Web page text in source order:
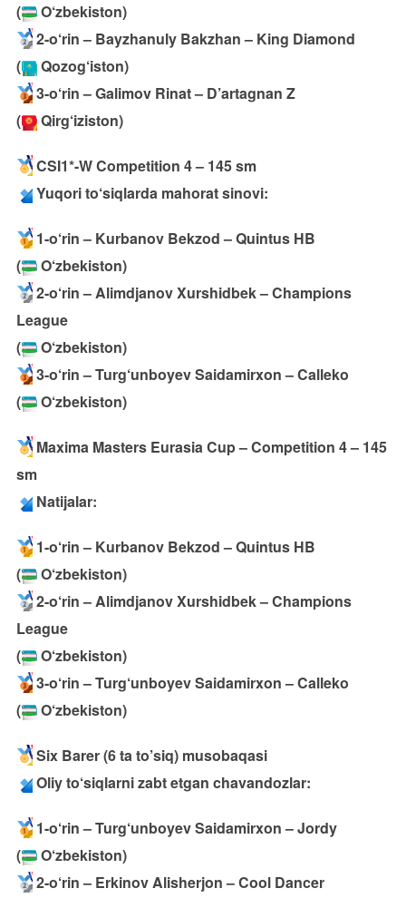
(
O‘zbekiston)
2-o‘rin – Bayzhanuly Bakzhan – King Diamond
(
Qozog‘iston)
3-o‘rin – Galimov Rinat – D’artagnan Z
(
Qirg‘iziston)
CSI1*-W Competition 4 – 145 sm
Yuqori to‘siqlarda mahorat sinovi:
1-o‘rin – Kurbanov Bekzod – Quintus HB
(
O‘zbekiston)
2-o‘rin – Alimdjanov Xurshidbek – Champions
League
(
O‘zbekiston)
3-o‘rin – Turg‘unboyev Saidamirxon – Calleko
(
O‘zbekiston)
Maxima Masters Eurasia Cup – Competition 4 – 145
sm
Natijalar:
1-o‘rin – Kurbanov Bekzod – Quintus HB
(
O‘zbekiston)
2-o‘rin – Alimdjanov Xurshidbek – Champions
League
(
O‘zbekiston)
3-o‘rin – Turg‘unboyev Saidamirxon – Calleko
(
O‘zbekiston)
Six Barer (6 ta to’siq) musobaqasi
Oliy to‘siqlarni zabt etgan chavandozlar:
1-o‘rin – Turg‘unboyev Saidamirxon – Jordy
(
O‘zbekiston)
2-o‘rin – Erkinov Alisherjon – Cool Dancer